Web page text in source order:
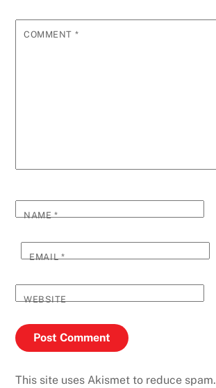
COMMENT *
NAME*
EMAIL*
WEBSITE
This site uses Akismet to reduce spam.